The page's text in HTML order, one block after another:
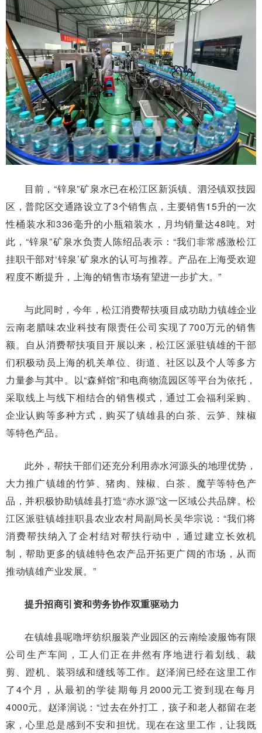
目前，“锌泉”矿泉水已在松江区新浜镇、泗泾镇双技园
区，普陀区交通路设立了3个销售点，主要销售15升的一次
性桶装水和336毫升的小瓶箱装水，月均销量达48吨。对
此，“锌泉”矿泉水负责人陈绍品表示：“我们非常感激松江
挂职干部对‘锌泉’矿泉水的认可与推荐。产品在上海受欢迎
程度不断提升，上海的销售市场有望进一步扩大。”
与此同时，今年，松江消费帮扶项目成功助力镇雄企业
云南老腊味农业科技有限责任公司实现了700万元的销售
额。自从消费帮扶项目开展以来，松江区派驻镇雄的干部
们积极动员上海的机关单位、街道、社区以及个人等多方
力量参与其中。以“森鲜馆”和电商物流园区等平台为依托，
采取线上与线下相结合的销售模式，通过工会福利采购、
企业认购等多种方式，购买了镇雄县的白茶、云笋、辣椒
等特色产品。
此外，帮扶干部们还充分利用赤水河源头的地理优势，
大力推广镇雄的竹笋、猪肉、辣椒、白茶、魔芋等特色产
品，并积极协助镇雄县打造“赤水源”这一区域公共品牌。松
江区派驻镇雄挂职县农业农村局副局长吴华宗说：“我们将
消费帮扶纳入了企村结对帮扶行动中，通过建立长效机
制，帮助更多的镇雄特色农产品开拓更广阔的市场，从而
推动镇雄产业发展。”
提升招商引资和劳务协作双重驱动力
在镇雄县呢噜坪纺织服装产业园区的云南绘凌服饰有限
公司生产车间，工人们正在井然有序地进行着划线、裁
剪、蹬机、装羽绒和缝线等工作。赵泽润已经在这里工作
了4个月，从最初的学徒期每月2000元工资到现在每月
4000元。赵泽润说：“过去在外打工，孩子和老人都留在老
家，心里总是感到不安和担忧。现在在这里工作，让我既